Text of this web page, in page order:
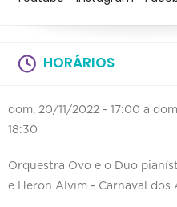
HORÁRIOS
dom, 20/11/2022 - 17:00 a
18:30
Orquestra Ovo e o Duo
e Heron Alvim - Carnaval dos